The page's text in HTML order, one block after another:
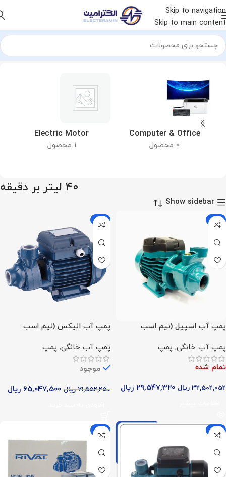
Skip to navigation
Skip to main content
خانه محصول دبی ۴۰ لیتر بر دقیقه
Computer & Office
0 محصول
Electric Motor
1 محصول
۴۰ لیتر بر دقیقه
Show sidebar
-9%
پمپ آب اسپیل (نیم اسب
پمپ آب خانگی, پمپ
تمام شده
32,502,052 ریال 29,547,320 ریال
-9%
پمپ آب انیکس (نیم اسب
پمپ آب خانگی, پمپ
موجود
71,552,250 ریال 65,047,500 ریال
-9%
-9%